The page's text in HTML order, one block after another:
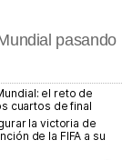
pasando
el reto de
cuartos de final
la victoria de
de la FIFA a su